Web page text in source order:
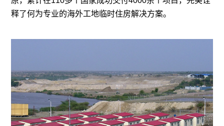
释了何为专业的海外工地临时住房解决方案。